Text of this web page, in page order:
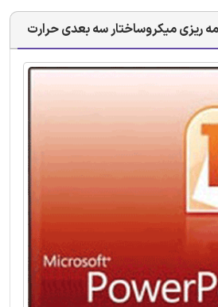
ریزی میکروساختار سه بعدی حرارت